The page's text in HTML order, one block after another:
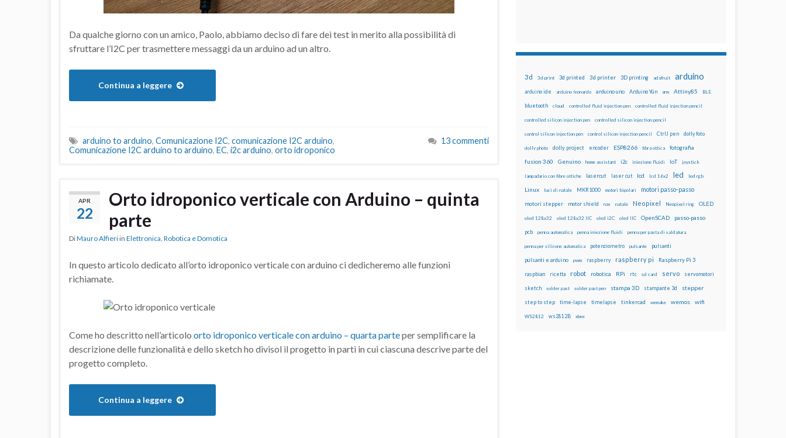
Da qualche giorno con un amico, Paolo, abbiamo deciso di fare dei test in merito alla possibilità di
sfruttare l’I2C per trasmettere messaggi da un arduino ad un altro.
Continua a leggere
arduino to arduino, Comunicazione I2C, comunicazione I2C arduino,
Comunicazione I2C arduino to arduino, EC, i2c arduino, orto idroponico
13 commenti
APR
22
Orto idroponico verticale con Arduino – quinta
parte
DiMauro Alfieri in Elettronica, Robotica e Domotica
In questo articolo dedicato all’orto idroponico verticale con arduino ci dedicheremo alle funzioni
richiamate.
Come ho descritto nell’articolo orto idroponico verticale con arduino – quarta parteper semplificare la
descrizione delle funzionalità e dello sketch ho divisol il progetto in parti in cui ciascuna descrive parte del
progetto completo.
Continua a leggere
3d 3d print 3d printed 3d printer 3D printing adafruit arduino
arduino ide arduino leonardo arduino uno Arduino Yún arm Attiny85 BLE
bluetooth cloud controlled fluid injection pen controlled fluid injection pencil
controlled silicon injection pen controlled silicon injection pencil
control silicon injection pen control silicon injection pencil CtrlJ pen dolly foto
dolly photo dolly project encoder ESP8266 fibra ottica fotografia
fusion 360 Genuino home assistant i2c iniezione fluidi IoT joystick
lampadario con fibre ottiche lasercut laser cut lcd lcd 16x2 led led rgb
Linux luci di natale MKR1000 motori bipolari motori passo-passo
motori stepper motor shield nas natale Neopixel Neopixel ring OLED
oled 128x32 oled 128x32 IIC oled i2C oled IIC OpenSCAD passo-passo
pcb penna automatica penna iniezione fluidi penna per pasta di saldatura
penna per silicone automatica potenziometro pulsante pulsanti
pulsanti e arduino pwm raspberry raspberry pi Raspberry Pi 3
raspbian ricetta robot robotica RPi rtc sd card servo servomotori
sketch solder past solder past pen stampa 3D stampante 3d stepper
step to step time-lapse timelapse tinkercad wemake wemos wifi
WS2812 ws2812B xbee